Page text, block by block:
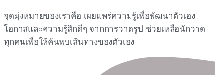
จุดมุ่งหมายของเราคือ เผยแพร่ความรู้เพื่อพัฒนาตัวเอง
โอกาสและความรู้สึกดีๆ จากการวาดรูป ช่วยเหลือนักวาด
ทุกคนเพื่อให้ค้นพบเส้นทางของตัวเอง